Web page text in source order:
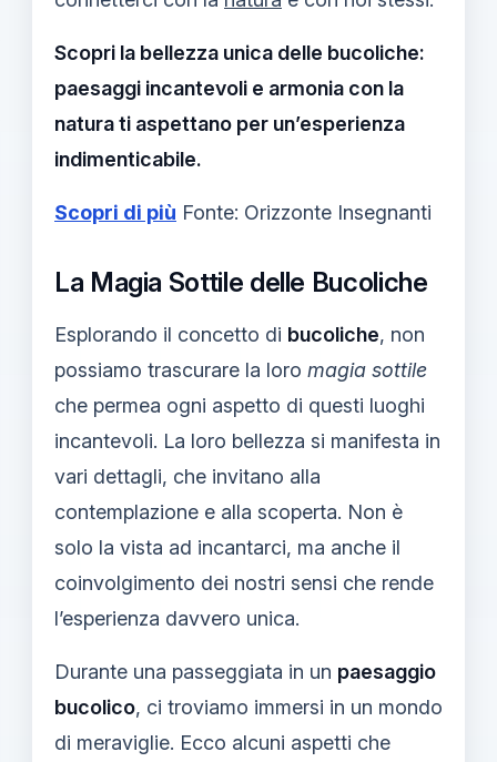
Scopri la bellezza unica delle bucoliche:
paesaggi incantevoli e armonia con la
natura ti aspettano per un’esperienza
indimenticabile.
Scopri di più Fonte: Orizzonte Insegnanti
La Magia Sottile delle Bucoliche
Esplorando il concetto di bucoliche, non
possiamo trascurare la loro magia sottile
che permea ogni aspetto di questi luoghi
incantevoli. La loro bellezza si manifesta in
vari dettagli, che invitano alla
contemplazione e alla scoperta. Non è
solo la vista ad incantarci, ma anche il
coinvolgimento dei nostri sensi che rende
l’esperienza davvero unica.
Durante una passeggiata in un paesaggio
bucolico, ci troviamo immersi in un mondo
di meraviglie. Ecco alcuni aspetti che